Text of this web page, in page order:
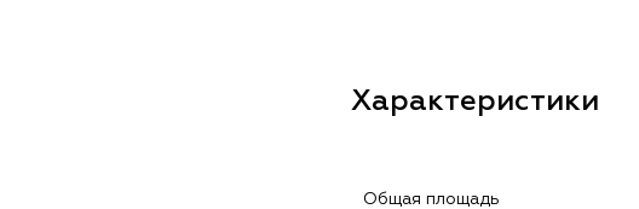
Характеристики
Общая площадь